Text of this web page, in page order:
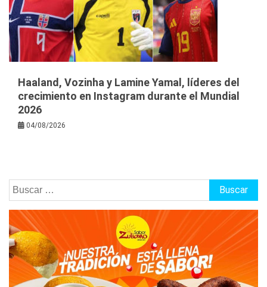
Haaland, Vozinha y Lamine Yamal, líderes del
crecimiento en Instagram durante el Mundial
2026
04/08/2026
Buscar: